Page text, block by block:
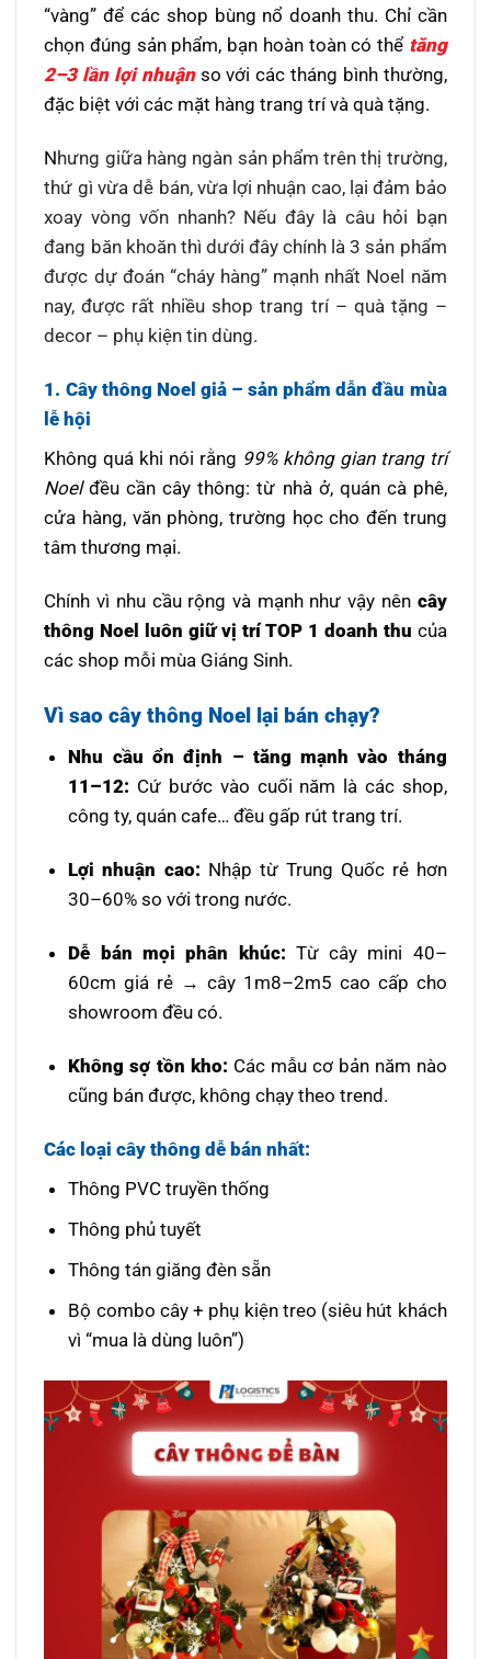
“vàng” để các shop bùng nổ doanh thu. Chỉ cần
chọn đúng sản phẩm, bạn hoàn toàn có thể tăng
2–3 lần lợi nhuậnso với các tháng bình thường,
đặc biệt với các mặt hàng trang trí và quà tặng.
Nhưng giữa hàng ngàn sản phẩm trên thị trường,
thứ gì vừa dễ bán, vừa lợi nhuận cao, lại đảm bảo
xoay vòng vốn nhanh? Nếu đây là câu hỏi bạn
đang băn khoăn thì dưới đây chính là 3 sản phẩm
được dự đoán “cháy hàng” mạnh nhất Noel năm
nay, được rất nhiều shop trang trí – quà tặng –
decor – phụ kiện tin dùng.
1. Cây thông Noel giả – sản phẩm dẫn đầu mùa
lễ hội
Không quá khi nói rằng 99% không gian trang trí
Noelđều cần cây thông: từ nhà ở, quán cà phê,
cửa hàng, văn phòng, trường học cho đến trung
tâm thương mại.
Chính vì nhu cầu rộng và mạnh như vậy nên cây
thông Noel luôn giữ vị trí TOP 1 doanh thu của
các shop mỗi mùa Giáng Sinh.
Vì sao cây thông Noel lại bán chạy?
Nhu cầu ổn định – tăng mạnh vào tháng
11–12: Cứ bước vào cuối năm là các shop,
công ty, quán cafe… đều gấp rút trang trí.
Lợi nhuận cao: Nhập từ Trung Quốc rẻ hơn
30–60% so với trong nước.
Dễ bán mọi phân khúc: Từ cây mini 40–
60cm giá rẻ → cây 1m8–2m5 cao cấp cho
showroom đều có.
Không sợ tồn kho: Các mẫu cơ bản năm nào
cũng bán được, không chạy theo trend.
Các loại cây thông dễ bán nhất:
Thông PVC truyền thống
Thông phủ tuyết
Thông tán giăng đèn sẵn
Bộ combo cây + phụ kiện treo (siêu hút khách
vì “mua là dùng luôn”)